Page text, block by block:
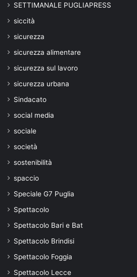
SETTIMANALE PUGLIAPRESS
siccità
sicurezza
sicurezza alimentare
sicurezza sul lavoro
sicurezza urbana
Sindacato
social media
sociale
società
sostenibilità
spaccio
Speciale G7 Puglia
Spettacolo
Spettacolo Bari e Bat
Spettacolo Brindisi
Spettacolo Foggia
Spettacolo Lecce